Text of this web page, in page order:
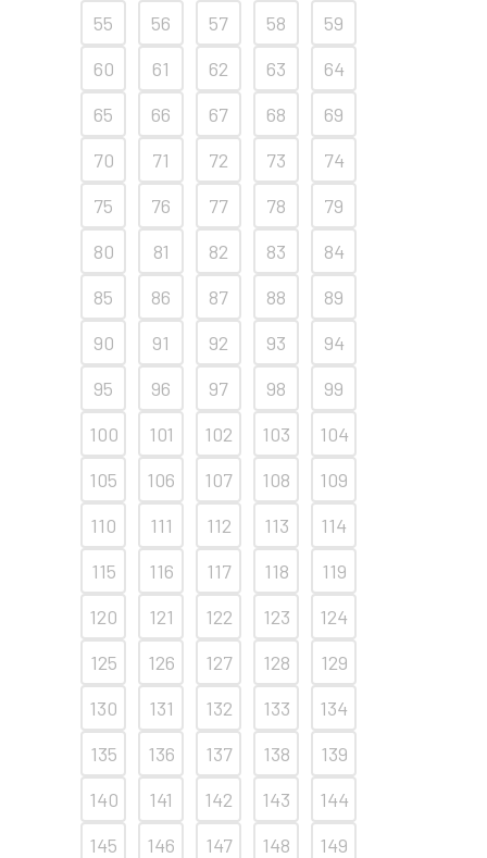
55
56 57 58
59
60
61 62 63
64
65
66 67 68
69
70
71 72 73
74
75
76 77 78
79
80
81 82 83
84
85
86 87 88
89
90
91 92 93
94
95
96 97 98
99
100
101 102 103
104
105
106 107 108
109
110
111 112 113
114
115
116 117 118
119
120
121 122 123
124
125
126 127 128
129
130
131 132 133
134
135
136 137 138
139
140
141 142 143
144
145
146 147 148
149